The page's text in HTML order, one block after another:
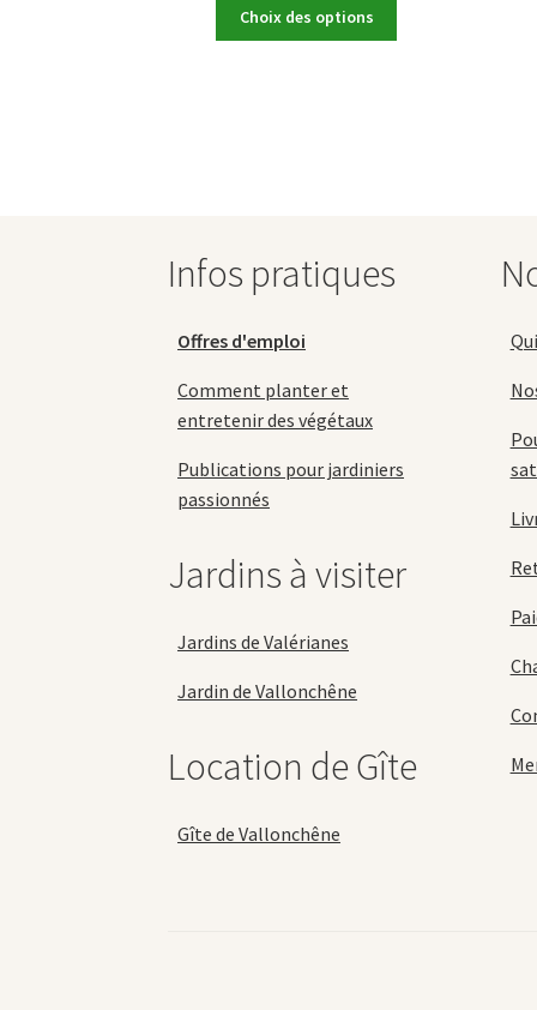
prix :
26,90 €
Choix des options
Infos pratiques
Offres d'emploi
Comment planter et
entretenir des végétaux
Publications pour jardiniers
passionnés
Jardins à visiter
Jardins de Valérianes
Jardin de Vallonchêne
Location de Gîte
Gîte de Vallonchêne